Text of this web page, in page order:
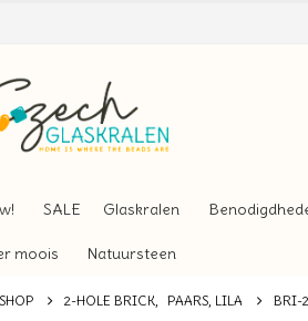
SALE Glaskralen
moois Natuursteen
SHOP 2-HOLE BRICK, PAARS, LILA BRI-